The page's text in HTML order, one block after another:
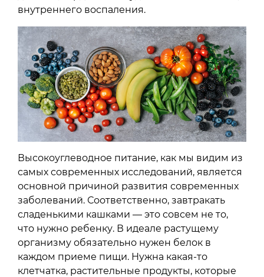
внутреннего воспаления.
Высокоуглеводное питание, как мы видим из
самых современных исследований, является
основной причиной развития современных
заболеваний. Соответственно, завтракать
сладенькими кашками — это совсем не то,
что нужно ребенку. В идеале растущему
организму обязательно нужен белок в
каждом приеме пищи. Нужна какая-то
клетчатка, растительные продукты, которые